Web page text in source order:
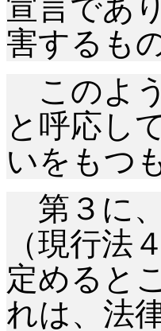
宣言であ
害するも
このよ
と呼応し
いをもつ
第３に
（現行法
定めると
れは、法